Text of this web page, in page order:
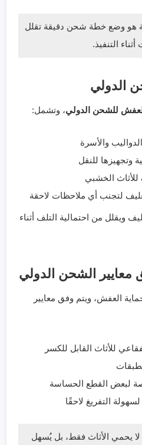
هو وضع خطة شحن دقيقة تقلل
التنفيذ.
الدولي
للشحن الدولي، وتشمل:
والأسرة
وتجهيزها للنقل
للأثاث الخشبي
لتجنب أي ملاحظات لاحقة
ويقلل من احتمالية التلف أثناء
الشحن الدولي
العفش، ويتم وفق معايير
التفريغ لاحقًا
لا يحمي الأثاث فقط، بل يُسهل